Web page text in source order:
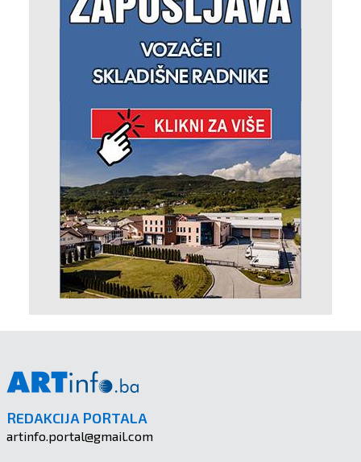
REDAKCIJA PORTALA
artinfo.portal@gmail.com